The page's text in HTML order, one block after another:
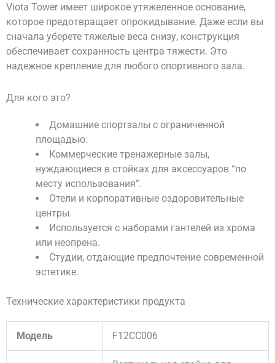
Viota Tower имеет широкое утяжеленное основание,
которое предотвращает опрокидывание. Даже если вы
сначала уберете тяжелые веса снизу, конструкция
обеспечивает сохранность центра тяжести. Это
надежное крепление для любого спортивного зала.
Для кого это?
Домашние спортзалы с ограниченной
площадью.
Коммерческие тренажерные залы,
нуждающиеся в стойках для аксессуаров “по
месту использования”.
Отели и корпоративные оздоровительные
центры.
Используется с наборами гантелей из хрома
или неопрена.
Студии, отдающие предпочтение современной
эстетике.
Технические характеристики продукта
Модель F12CC006